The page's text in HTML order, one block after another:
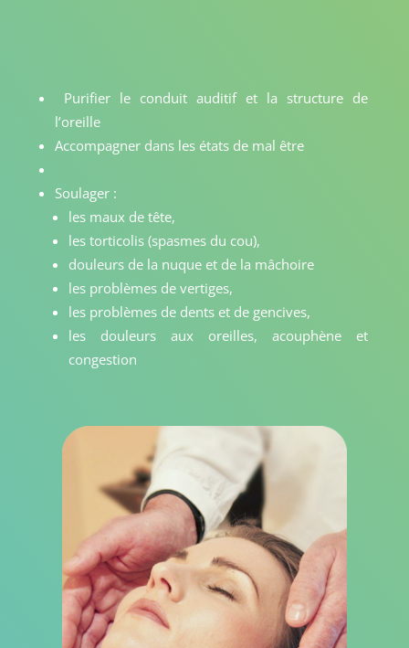
Purifier le conduit auditif et la structure de
l’oreille
Accompagner dans les états de mal être
Soulager :
les maux de tête,
les torticolis (spasmes du cou),
douleurs de la nuque et de la mâchoire
les problèmes de vertiges,
les problèmes de dents et de gencives,
les douleurs aux oreilles, acouphène et
congestion